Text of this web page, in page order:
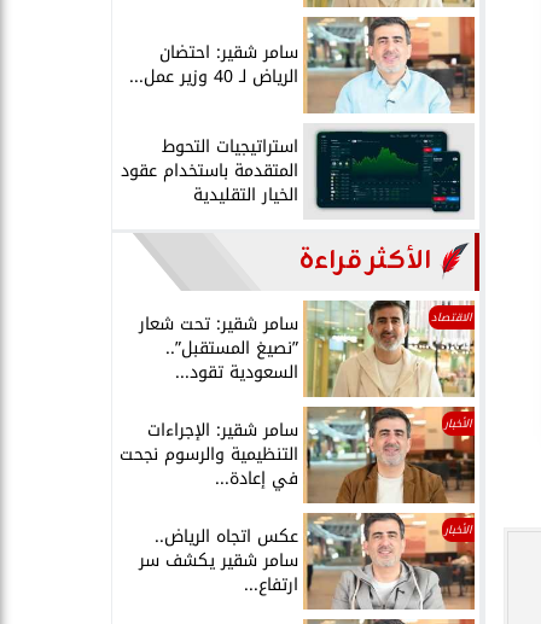
سامر شقير: احتضان
الرياض لـ 40 وزير عمل...
استراتيجيات التحوط
المتقدمة باستخدام عقود
الخيار التقليدية
الأكثر قراءة
الاقتصاد سامر شقير: تحت شعار
”نصيغ المستقبل”..
السعودية تقود...
الأخبار سامر شقير: الإجراءات
التنظيمية والرسوم نجحت
في إعادة...
الأخبار عكس اتجاه الرياض..
سامر شقير يكشف سر
ارتفاع...